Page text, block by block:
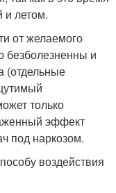
и летом.
от желаемого
безболезненны и
(отдельные
только
эффект
под наркозом.
воздействия